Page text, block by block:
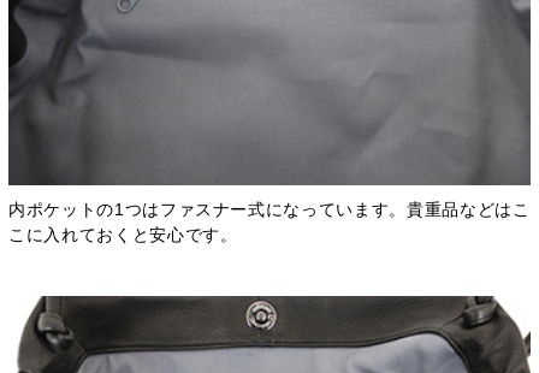
内ポケットの1つはファスナー式になっています。貴重品などはこ
こに入れておくと安心です。